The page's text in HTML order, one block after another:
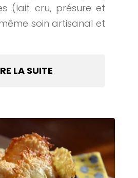
(lait cru, présure et
soin artisanal et
LA SUITE